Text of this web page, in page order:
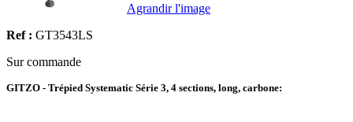
Agrandir l'image
Ref : GT3543LS
Sur commande
GITZO - Trépied Systematic Série 3, 4 sections, long, carbone: